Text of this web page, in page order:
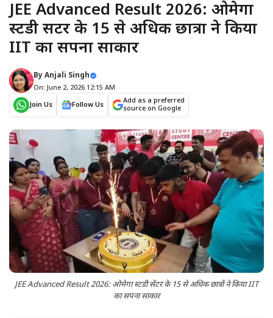
JEE Advanced Result 2026: ओमेगा
स्टडी सेंटर के 15 से अधिक छात्रों ने किया
IIT का सपना साकार
ByAnjali Singh
On: June 2, 2026 12:15 AM
Join Us
Follow Us
Add as a preferred
source on Google
JEE Advanced Result 2026: ओमेगा स्टडी सेंटर के 15 से अधिक छात्रों ने किया IIT
का सपना साकार